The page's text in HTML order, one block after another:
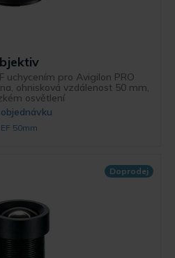
uchycením pro Avigilon PRO
ohnisková vzdálenost 50 mm,
osvětlení
EF 50mm
Doprodej